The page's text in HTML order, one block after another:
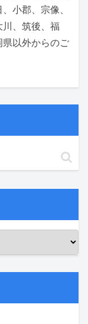
小郡、宗像、
、筑後、福
以外からのご